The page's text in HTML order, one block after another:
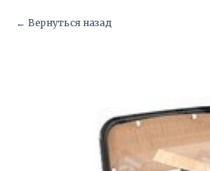
Вернуться назад